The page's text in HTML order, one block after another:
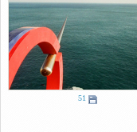
51